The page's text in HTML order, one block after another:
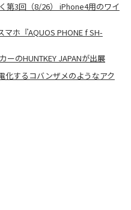
第3回（8/26） iPhone4用のワイ
ホ『AQUOS PHONE f SH-
ーのHUNTKEY JAPANが出展
化するコバンザメのようなアク